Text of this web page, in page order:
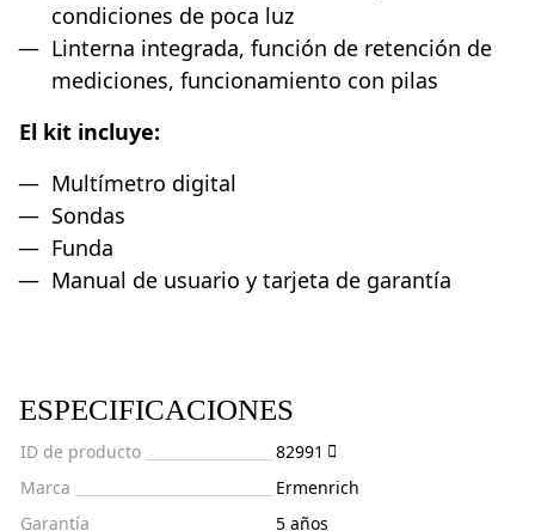
condiciones de poca luz
Linterna integrada, función de retención de
mediciones, funcionamiento con pilas
El kit incluye:
Multímetro digital
Sondas
Funda
Manual de usuario y tarjeta de garantía
ESPECIFICACIONES
ID de producto
82991
Marca
Ermenrich
Garantía
5 años